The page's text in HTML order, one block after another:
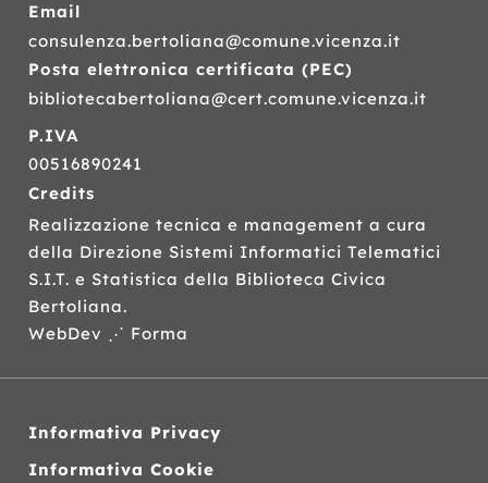
Email
consulenza.bertoliana@comune.vicenza.it
Posta elettronica certificata (PEC)
bibliotecabertoliana@cert.comune.vicenza.it
P.IVA
00516890241
Credits
Realizzazione tecnica e management a cura
della Direzione Sistemi Informatici Telematici
S.I.T. e Statistica della Biblioteca Civica
Bertoliana.
WebDev ⋰ Forma
Informativa Privacy
Informativa Cookie